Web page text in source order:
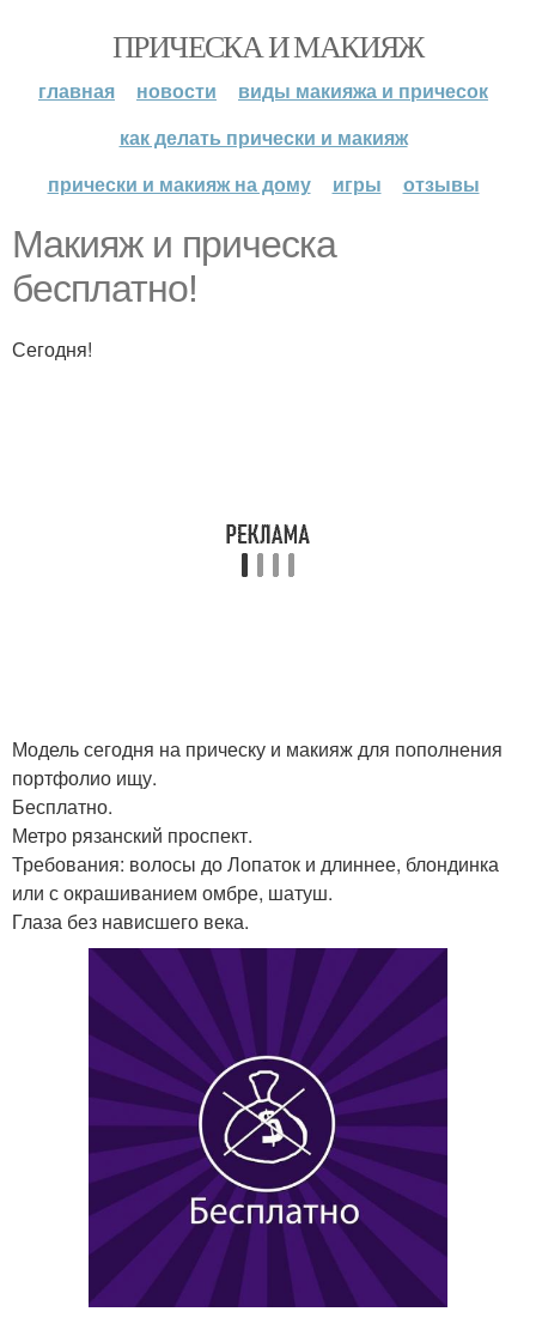
ПРИЧЕСКА И МАКИЯЖ
главная новости
виды макияжа и причесок
как делать прически и макияж
прически и макияж на дому
игры отзывы
Макияж и прическа
бесплатно!
Сегодня!
Модель сегодня на прическу и макияж для пополнения
портфолио ищу.
Бесплатно.
Метро рязанский проспект.
Требования: волосы до Лопаток и длиннее, блондинка
или с окрашиванием омбре, шатуш.
Глаза без нависшего века.